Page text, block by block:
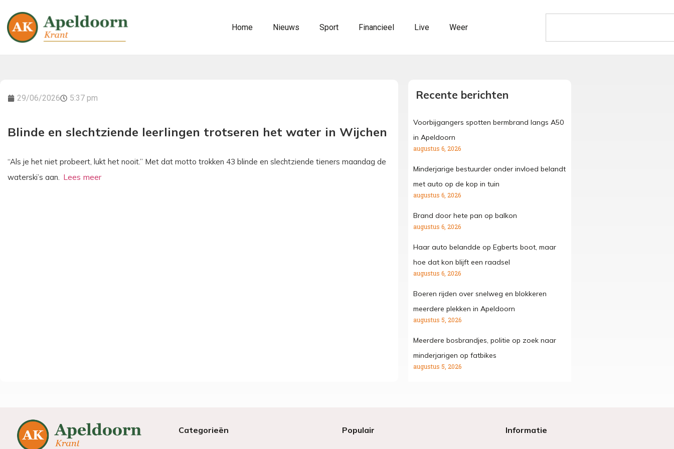
Home Nieuws Sport Financieel Live Weer
29/06/2026 5:37 pm
Blinde en slechtziende leerlingen trotseren het water in Wijchen
“Als je het niet probeert, lukt het nooit.” Met dat motto trokken 43 blinde en slechtziende tieners maandag de
waterski’s aan.
Recente berichten
Voorbijgangers spotten bermbrand langs A50
in Apeldoorn
augustus 6, 2026
Minderjarige bestuurder onder invloed belandt
met auto op de kop in tuin
augustus 6, 2026
Brand door hete pan op balkon
augustus 6, 2026
Haar auto belandde op Egberts boot, maar
hoe dat kon blijft een raadsel
augustus 6, 2026
Boeren rijden over snelweg en blokkeren
meerdere plekken in Apeldoorn
augustus 5, 2026
Meerdere bosbrandjes, politie op zoek naar
minderjarigen op fatbikes
augustus 5, 2026
Categorieën Populair Informatie